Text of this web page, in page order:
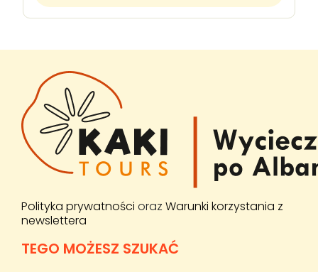
Polityka prywatności oraz Warunki korzystania z
newslettera
TEGO MOŻESZ SZUKAĆ